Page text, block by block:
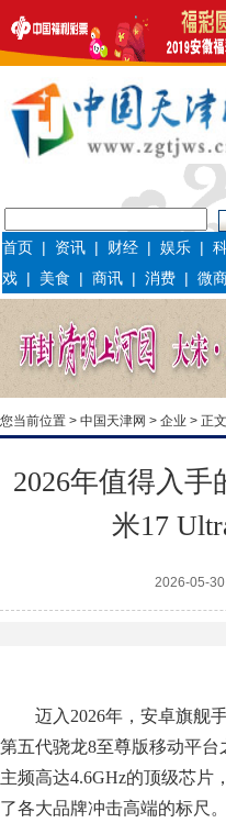
首页 | 资讯 | 财经 |娱乐 |
戏 | 美食 |商讯 |消费 |微
您当前位置 > 中国天津网 > 企业 > 正文
2026年值得入
米17
2026-05-
迈入2026年，安卓旗舰
第五代骁龙8至尊版移动平台
主频高达4.6GHz的顶级芯片
了各大品牌冲击高端的标尺